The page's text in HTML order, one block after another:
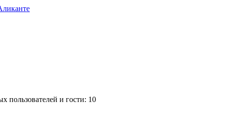
пользователей и гости: 10